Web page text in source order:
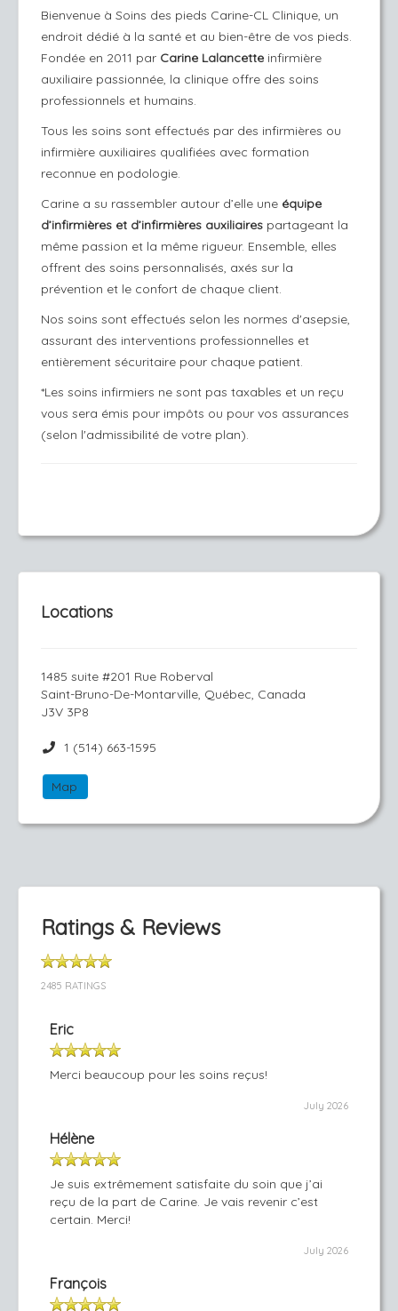
Bienvenue à Soins des pieds Carine-CL Clinique, un
endroit dédié à la santé et au bien-être de vos pieds.
Fondée en 2011 par Carine Lalancette infirmière
auxiliaire passionnée, la clinique offre des soins
professionnels et humains.
Tous les soins sont effectués par des infirmières ou
infirmière auxiliaires qualifiées avec formation
reconnue en podologie.
Carine a su rassembler autour d’elle une équipe
d’infirmières et d’infirmières auxiliaires partageant la
même passion et la même rigueur. Ensemble, elles
offrent des soins personnalisés, axés sur la
prévention et le confort de chaque client.
Nos soins sont effectués selon les normes d'asepsie,
assurant des interventions professionnelles et
entièrement sécuritaire pour chaque patient.
*Les soins infirmiers ne sont pas taxables et un reçu
vous sera émis pour impôts ou pour vos assurances
(selon l'admissibilité de votre plan).
Locations
1485 suite #201 Rue Roberval
Saint-Bruno-De-Montarville, Québec, Canada
J3V 3P8
1 (514) 663-1595
Map
Ratings & Reviews
2485 RATINGS
Eric
Merci beaucoup pour les soins reçus!
July 2026
Hélène
Je suis extrêmement satisfaite du soin que j’ai
reçu de la part de Carine. Je vais revenir c’est
certain. Merci!
July 2026
François